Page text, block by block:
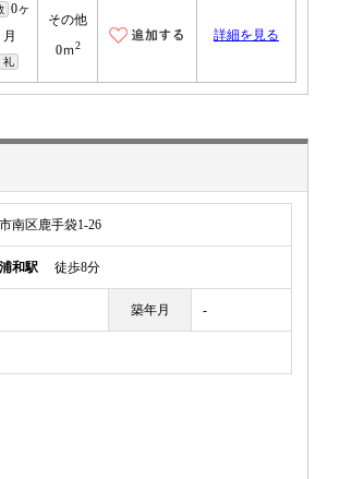
0ヶ
月
礼
その他
0ｍ2
詳細を見る
南区鹿手袋1-26
和駅 徒歩8分
築年月 -